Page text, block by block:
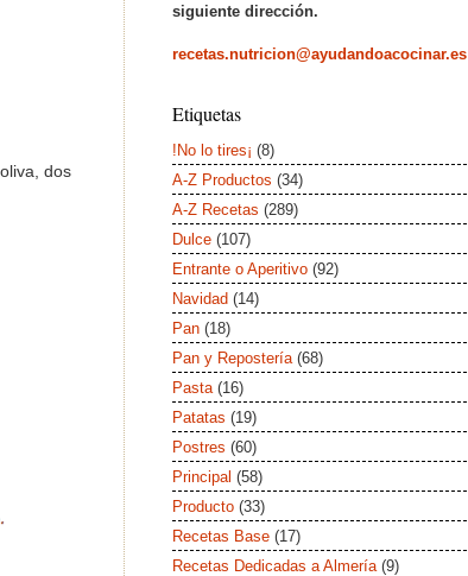
dos
siguiente dirección.
recetas.nutricion@ayudandoacocinar.es
Etiquetas
!No lo tires¡ (8)
A-Z Productos (34)
A-Z Recetas (289)
Dulce (107)
Entrante o Aperitivo (92)
Navidad (14)
Pan (18)
Pan y Repostería (68)
Pasta (16)
Patatas (19)
Postres (60)
Principal (58)
Producto (33)
Recetas Base (17)
Recetas Dedicadas a Almería (9)